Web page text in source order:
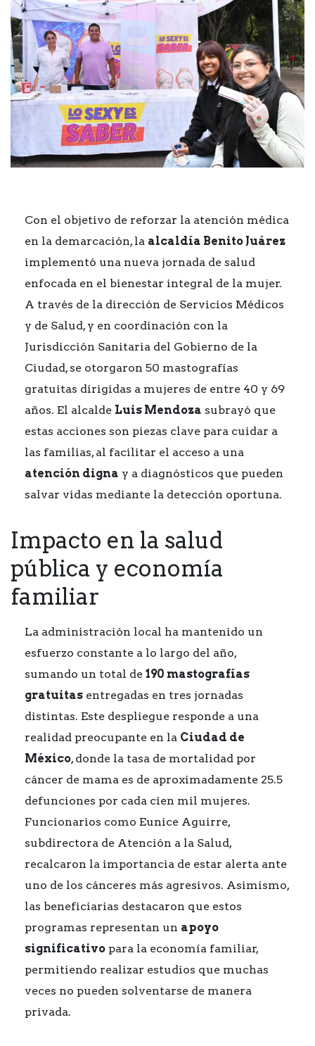
Con el objetivo de reforzar la atención médica
en la demarcación, la alcaldía Benito Juárez
implementó una nueva jornada de salud
enfocada en el bienestar integral de la mujer.
A través de la dirección de Servicios Médicos
y de Salud, y en coordinación con la
Jurisdicción Sanitaria del Gobierno de la
Ciudad, se otorgaron 50 mastografías
gratuitas dirigidas a mujeres de entre 40 y 69
años. El alcalde Luis Mendoza subrayó que
estas acciones son piezas clave para cuidar a
las familias, al facilitar el acceso a una
atención digna y a diagnósticos que pueden
salvar vidas mediante la detección oportuna.
Impacto en la salud
pública y economía
familiar
La administración local ha mantenido un
esfuerzo constante a lo largo del año,
sumando un total de 190 mastografías
gratuitas entregadas en tres jornadas
distintas. Este despliegue responde a una
realidad preocupante en la Ciudad de
México, donde la tasa de mortalidad por
cáncer de mama es de aproximadamente 25.5
defunciones por cada cien mil mujeres.
Funcionarios como Eunice Aguirre,
subdirectora de Atención a la Salud,
recalcaron la importancia de estar alerta ante
uno de los cánceres más agresivos. Asimismo,
las beneficiarias destacaron que estos
programas representan un apoyo
significativo para la economía familiar,
permitiendo realizar estudios que muchas
veces no pueden solventarse de manera
privada.